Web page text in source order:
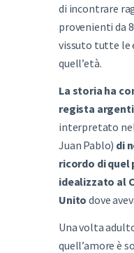
di incontrare
provenienti da
vissuto tutte le
quell’età.
La storia ha
regista
interpretato
Juan Pablo) di
ricordo di quel
idealizzato al
Unito dove
Una volta
quell’amore è